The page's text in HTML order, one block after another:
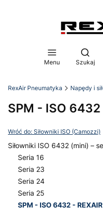
Menu Szukaj
RexAir Pneumatyka Napędy i
SPM - ISO 6432
Wróć do: Siłowniki ISO (Camozzi)
Siłowniki ISO 6432 (mini) –
Seria 16
Seria 23
Seria 24
Seria 25
SPM - ISO 6432 - REXAIR